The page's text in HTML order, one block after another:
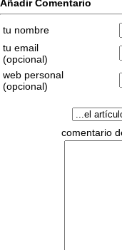
Añadir Comentario
tu nombre
tu email
(opcional)
web personal
(opcional)
comentario